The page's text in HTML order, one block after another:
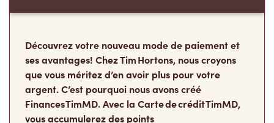
ses avantages! Chez Tim Hortons, nous croyons
que vous méritez d’en avoir plus pour votre
argent. C’est pourquoi nous avons créé
Finances TimMD. Avec la Carte de crédit TimMD,
vous accumulerez des points
FidéliTimMC partout où vous magasinez.